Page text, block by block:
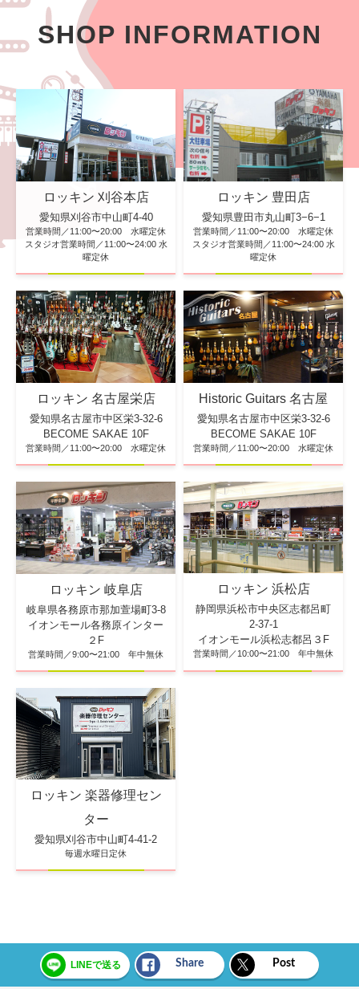
SHOP INFORMATION
ロッキン 刈谷本店
愛知県刈谷市中山町4-40
営業時間／11:00〜20:00 水曜定休
スタジオ営業時間／11:00〜24:00 水
曜定休
ロッキン 豊田店
愛知県豊田市丸山町3−6−1
営業時間／11:00〜20:00 水曜定休
スタジオ営業時間／11:00〜24:00 水
曜定休
ロッキン 名古屋栄店
愛知県名古屋市中区栄3-32-6
BECOME SAKAE 10F
営業時間／11:00〜20:00 水曜定休
Historic Guitars 名古屋
愛知県名古屋市中区栄3-32-6
BECOME SAKAE 10F
営業時間／11:00〜20:00 水曜定休
ロッキン 岐阜店
岐阜県各務原市那加萱場町3-8
イオンモール各務原インター
２F
営業時間／9:00〜21:00 年中無休
ロッキン 浜松店
静岡県浜松市中央区志都呂町
2-37-1
イオンモール浜松志都呂３F
営業時間／10:00〜21:00 年中無休
ロッキン 楽器修理セン
ター
愛知県刈谷市中山町4-41-2
毎週水曜日定休
LINEで送る Share Post